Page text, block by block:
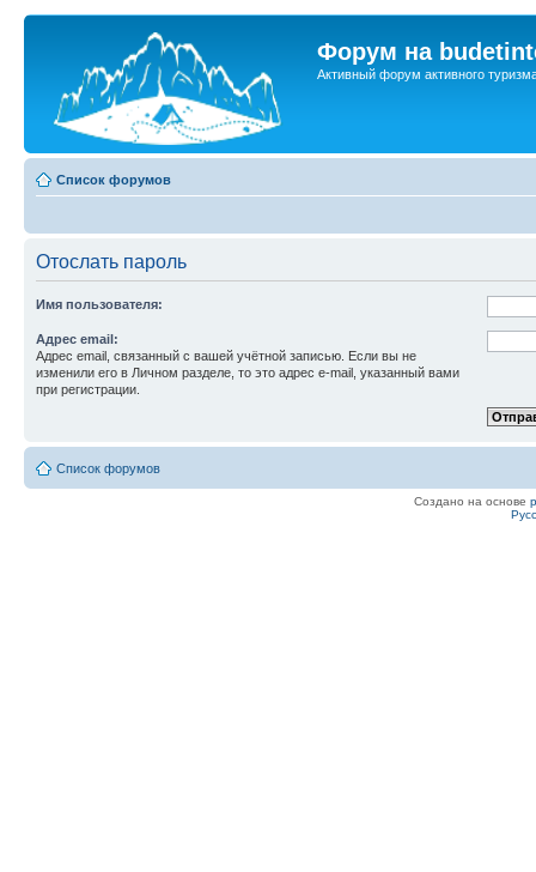
Форум на
Активный форум активного
Список форумов
Отослать пароль
Имя пользователя:
Адрес email:
Адрес email, связанный с вашей учётной записью. Если вы не
изменили его в Личном разделе, то это адрес e-mail, указанный вами
при регистрации.
Список форумов
Создано на основе